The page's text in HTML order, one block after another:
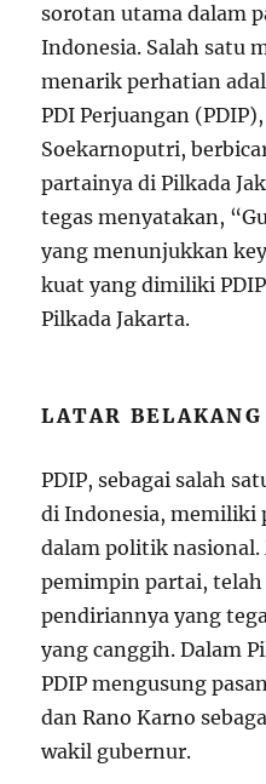
sorotan utama dalam
Indonesia. Salah satu
menarik perhatian
PDI Perjuangan
Soekarnoputri,
partainya di Pilkada
tegas menyatakan,
yang menunjukkan
kuat yang dimiliki
Pilkada Jakarta.
LATAR BELAKANG
PDIP, sebagai salah
di Indonesia, memiliki
dalam politik nasional.
pemimpin partai,
pendiriannya yang
yang canggih. Dalam
PDIP mengusung
dan Rano Karno
wakil gubernur.